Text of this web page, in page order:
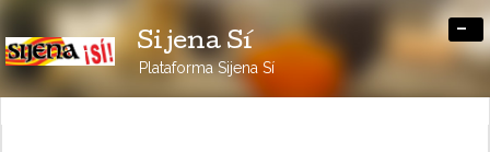
Sijena Sí
Plataforma Sijena Sí
-